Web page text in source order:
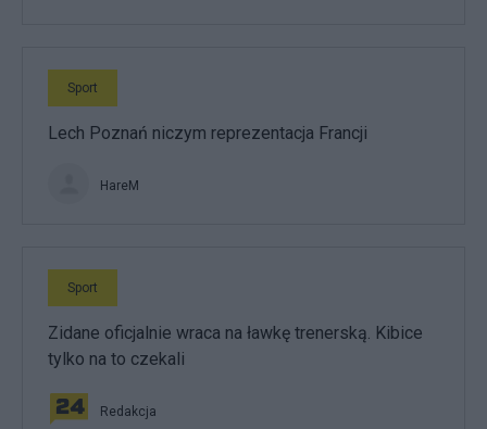
Sport
Lech Poznań niczym reprezentacja Francji
HareM
Sport
Zidane oficjalnie wraca na ławkę trenerską. Kibice
tylko na to czekali
Redakcja